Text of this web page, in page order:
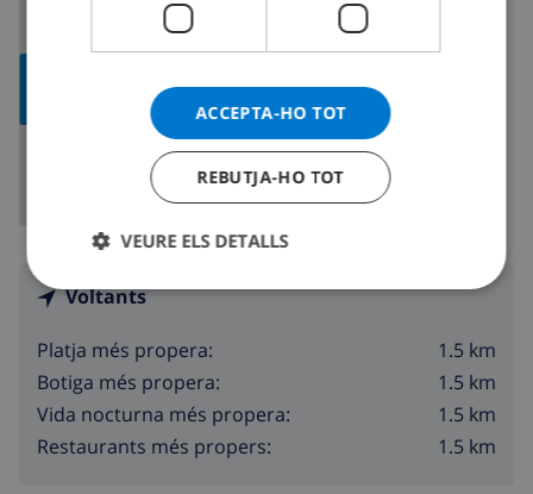
Voltants
Platja més propera:
1.5 km
Botiga més propera:
1.5 km
Vida nocturna més propera:
1.5 km
Restaurants més propers:
1.5 km
ACCEPTA-HO TOT
REBUTJA-HO TOT
VEURE ELS DETALLS